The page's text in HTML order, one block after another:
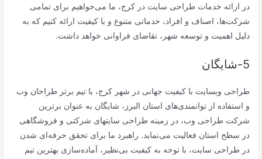
در ارائه خدمات طراحی سایت در کرج، ما می‌خواهیم برای تمامی
شرکت‌ها، اصناف و افراد، خدماتی متنوع و با کیفیت ارائه کنیم که به
دلیل اهمیت و توسعه شهر، تقاضای فراوانی خواهد داشت.
5-شایگان
طراحی وبسایت با کیفیت جهانی در شهر کرج، با تیم برتر طراحان وب
و استفاده از توانمندی‌های استان البرز، شایگان به عنوان برترین
شرکت طراحی وب، در زمینه طراحی سایتهای شرکتی و فروشگاهی
در سطح استان فعالیت می‌نماید. راهبرد ما برای تحقق حرفه‌ای شدن
در طراحی سایت، با توجه به کیفیت بی‌نظیر، آماده‌سازی بهترین تیم